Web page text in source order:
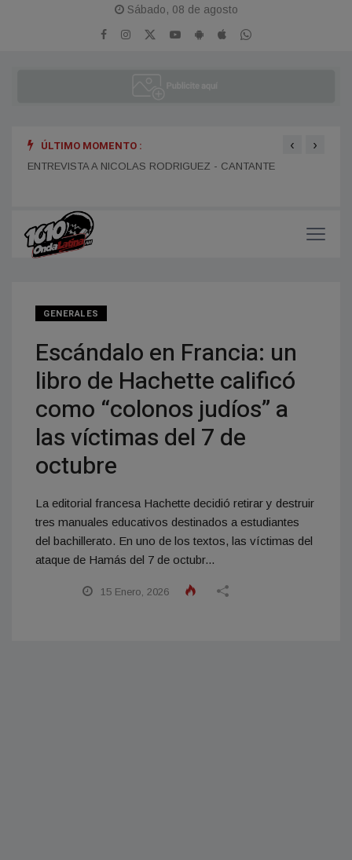
Sábado, 08 de agosto
ÚLTIMO MOMENTO :
ENTREVISTA A DANIEL DARTIGUELONGUE - FUNDADOR DE
‹ ›
GENERALES
Escándalo en Francia: un
libro de Hachette calificó
como “colonos judíos” a
las víctimas del 7 de
octubre
La editorial francesa Hachette decidió retirar y destruir
tres manuales educativos destinados a estudiantes
del bachillerato. En uno de los textos, las víctimas del
ataque de Hamás del 7 de octubr...
15 Enero, 2026